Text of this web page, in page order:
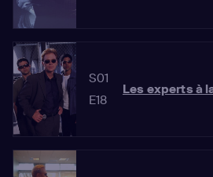
S01
E18
Les experts à